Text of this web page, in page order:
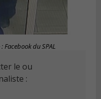
Facebook du SPAL
le ou
: